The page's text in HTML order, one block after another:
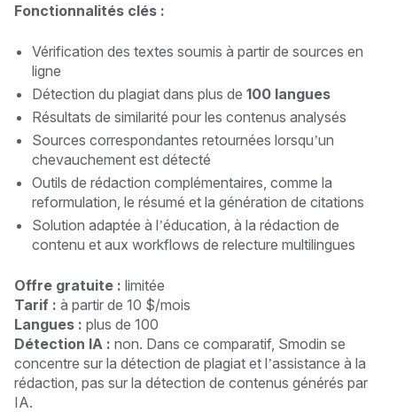
Fonctionnalités clés :
Vérification des textes soumis à partir de sources en
ligne
Détection du plagiat dans plus de 100 langues
Résultats de similarité pour les contenus analysés
Sources correspondantes retournées lorsqu’un
chevauchement est détecté
Outils de rédaction complémentaires, comme la
reformulation, le résumé et la génération de citations
Solution adaptée à l’éducation, à la rédaction de
contenu et aux workflows de relecture multilingues
Offre gratuite : limitée
Tarif : à partir de 10 $/mois
Langues : plus de 100
Détection IA : non. Dans ce comparatif, Smodin se
concentre sur la détection de plagiat et l’assistance à la
rédaction, pas sur la détection de contenus générés par
IA.